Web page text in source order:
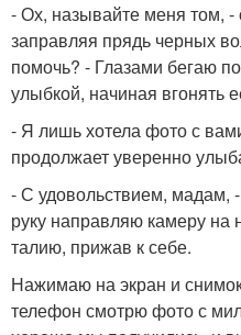
- Ох, называйте меня том, -
заправляя прядь черных
помочь? - Глазами бегаю
улыбкой, начиная вгонять
- Я лишь хотела фото с
продолжает уверенно
- С удовольствием, мадам,
руку направляю камеру на
талию, прижав к себе.
Нажимаю на экран и
телефон смотрю фото с